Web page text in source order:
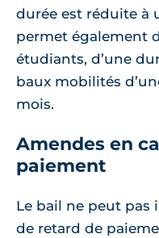
durée est réduite à
permet également
étudiants, d’une
baux mobilités
mois.
Amendes en
paiement
Le bail ne peut pas
de retard de